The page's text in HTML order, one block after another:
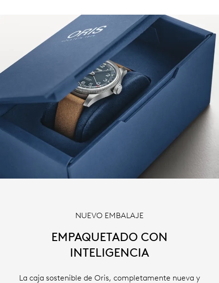
NUEVO EMBALAJE
EMPAQUETADO CON
INTELIGENCIA
La caja sostenible de Oris, completamente nueva y